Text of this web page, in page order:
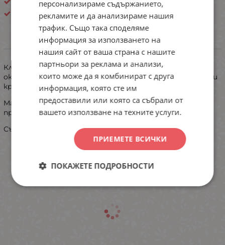
ИНФОРМАЦИЯ
Класически модел дамска пижама с нежна дантела
около деколтето.Моделът е с маншет на ръкавите и
крачолите.
Материята е ватирана ,еластична, много мека и
приятна на допир.
Състав: 95% памук и 5% полиестер
персонализираме съдържанието,
рекламите и да анализираме нашия
трафик. Също така споделяме
информация за използването на
нашия сайт от ваша страна с нашите
партньори за реклама и анализи,
които може да я комбинират с друга
информация, която сте им
предоставили или която са събрали от
вашето използване на техните услуги.
ПРИЕМЕТЕ ВСИЧКИ
ПОКАЖЕТЕ ПОДРОБНОСТИ